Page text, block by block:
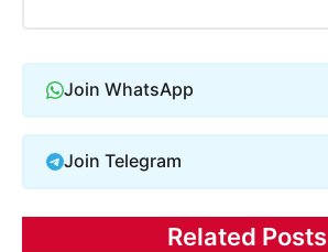
Join WhatsApp
Join Telegram
Related Posts